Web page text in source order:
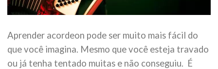
Aprender acordeon pode ser muito mais fácil do
que você imagina. Mesmo que você esteja travado
ou já tenha tentado muitas e não conseguiu. É